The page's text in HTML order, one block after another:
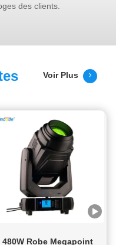
des clients.
Voir Plus
480W Robe Megapoint